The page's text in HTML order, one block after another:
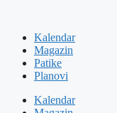
Kalendar
Magazin
Patike
Planovi
Kalendar